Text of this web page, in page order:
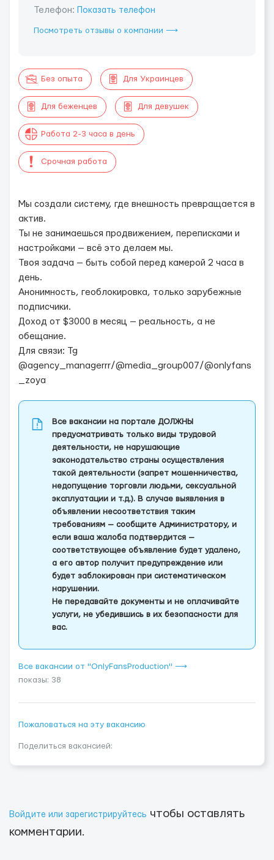
Телефон: Показать телефон
Посмотреть отзывы о компании ⟶
Без опыта Для Украинцев
Для беженцев Для девушек
Работа 2-3 часа в день
Срочная работа
​​​​​Мы создали систему, где внешность превращается в
актив.
Ты не занимаешься продвижением, переписками и
настройками — всё это делаем мы.
Твоя задача — быть собой перед камерой 2 часа в
день.
Анонимность, геоблокировка, только зарубежные
подписчики.
Доход от $3000 в месяц — реальность, а не
обещание.
Для связи: Tg
@agency_managerrr/@media_group007/@onlyfans
_zoya
Все вакансии на портале ДОЛЖНЫ
предусматривать только виды трудовой
деятельности, не нарушающие
законодательство страны осуществления
такой деятельности (запрет мошенничества,
недопущение торговли людьми, сексуальной
эксплуатации и т.д.). В случае выявления в
объявлении несоответствия таким
требованиям — сообщите Администратору, и
если ваша жалоба подтвердится —
соответствующее объявление будет удалено,
а его автор получит предупреждение или
будет заблокирован при систематическом
нарушении.
Не передавайте документы и не оплачивайте
услуги, не убедившись в их безопасности для
вас.
Все вакансии от "OnlyFansProduction" ⟶
показы: 38
Пожаловаться на эту вакансию
Поделиться вакансией:
Войдите или зарегистрируйтесь чтобы оставлять
комментарии.